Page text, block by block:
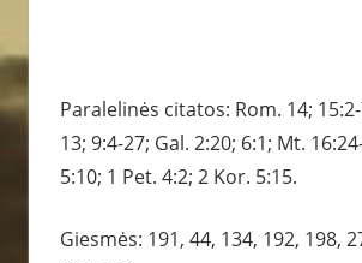
Paralelinės citatos: Rom. 14;
13; 9:4-27; Gal. 2:20; 6:1; Mt.
5:10; 1 Pet. 4:2; 2 Kor. 5:15.
Giesmės: 191, 44, 134, 192, 198,